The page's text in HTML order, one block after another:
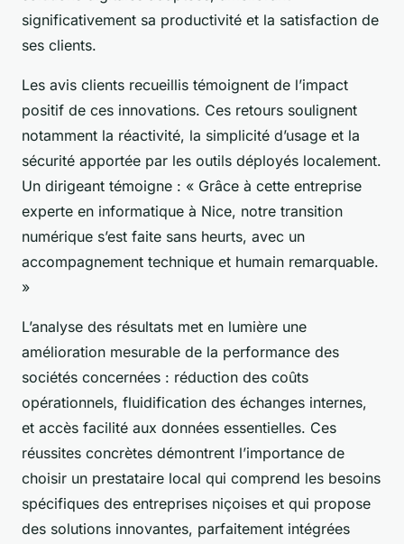
significativement sa productivité et la satisfaction de
ses clients.
Les avis clients recueillis témoignent de l’impact
positif de ces innovations. Ces retours soulignent
notamment la réactivité, la simplicité d’usage et la
sécurité apportée par les outils déployés localement.
Un dirigeant témoigne : « Grâce à cette entreprise
experte en informatique à Nice, notre transition
numérique s’est faite sans heurts, avec un
accompagnement technique et humain remarquable.
»
L’analyse des résultats met en lumière une
amélioration mesurable de la performance des
sociétés concernées : réduction des coûts
opérationnels, fluidification des échanges internes,
et accès facilité aux données essentielles. Ces
réussites concrètes démontrent l’importance de
choisir un prestataire local qui comprend les besoins
spécifiques des entreprises niçoises et qui propose
des solutions innovantes, parfaitement intégrées